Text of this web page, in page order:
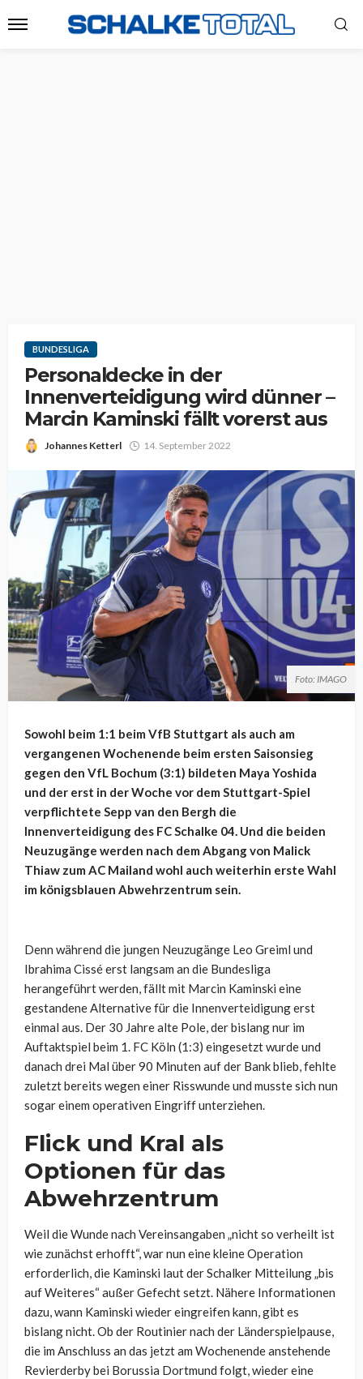
BUNDESLIGA
Personaldecke in der
Innenverteidigung wird dünner –
Marcin Kaminski fällt vorerst aus
Johannes Ketterl 14. September 2022
Foto: IMAGO
Sowohl beim 1:1 beim VfB Stuttgart als auch am
vergangenen Wochenende beim ersten Saisonsieg
gegen den VfL Bochum (3:1) bildeten Maya Yoshida
und der erst in der Woche vor dem Stuttgart-Spiel
verpflichtete Sepp van den Bergh die
Innenverteidigung des FC Schalke 04. Und die beiden
Neuzugänge werden nach dem Abgang von Malick
Thiaw zum AC Mailand wohl auch weiterhin erste Wahl
im königsblauen Abwehrzentrum sein.
Denn während die jungen Neuzugänge Leo Greiml und
Ibrahima Cissé erst langsam an die Bundesliga
herangeführt werden, fällt mit Marcin Kaminski eine
gestandene Alternative für die Innenverteidigung erst
einmal aus. Der 30 Jahre alte Pole, der bislang nur im
Auftaktspiel beim 1. FC Köln (1:3) eingesetzt wurde und
danach drei Mal über 90 Minuten auf der Bank blieb, fehlte
zuletzt bereits wegen einer Risswunde und musste sich nun
sogar einem operativen Eingriff unterziehen.
Flick und Kral als
Optionen für das
Abwehrzentrum
Weil die Wunde nach Vereinsangaben „nicht so verheilt ist
wie zunächst erhofft“, war nun eine kleine Operation
erforderlich, die Kaminski laut der Schalker Mitteilung „bis
auf Weiteres“ außer Gefecht setzt. Nähere Informationen
dazu, wann Kaminski wieder eingreifen kann, gibt es
bislang nicht. Ob der Routinier nach der Länderspielpause,
die im Anschluss an das jetzt am Wochenende anstehende
Revierderby bei Borussia Dortmund folgt, wieder eine